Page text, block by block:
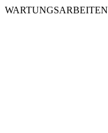
WARTUNGSARBEITEN